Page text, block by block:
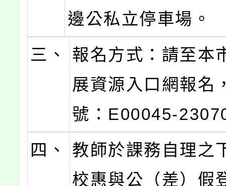
邊公私立停車場。
三、
報名方式：請至本
展資源入口網報名
號：E00045-
四、
教師於課務自理之
校惠與公（差）假